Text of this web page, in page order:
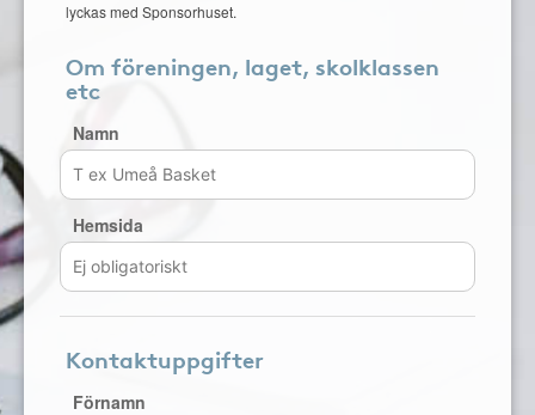
lyckas med Sponsorhuset.
Om föreningen, laget, skolklassen
etc
Namn
Hemsida
Kontaktuppgifter
Förnamn